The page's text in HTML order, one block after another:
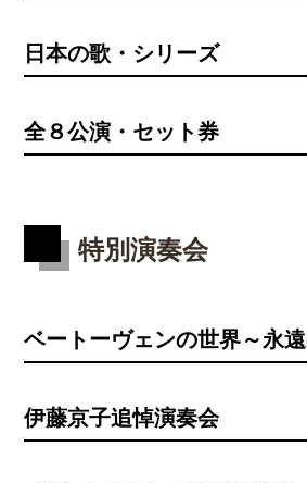
日本の歌・シリーズ
全８公演・セット券
特別演奏会
ベートーヴェンの世界～永
伊藤京子追悼演奏会